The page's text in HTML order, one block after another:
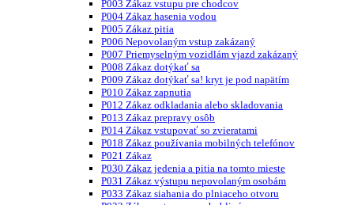
P003 Zákaz vstupu pre chodcov
P004 Zákaz hasenia vodou
P005 Zákaz pitia
P006 Nepovolaným vstup zakázaný
P007 Priemyselným vozidlám vjazd zakázaný
P008 Zákaz dotýkať sa
P009 Zákaz dotýkať sa! kryt je pod napätím
P010 Zákaz zapnutia
P012 Zákaz odkladania alebo skladovania
P013 Zákaz prepravy osôb
P014 Zákaz vstupovať so zvieratami
P018 Zákaz používania mobilných telefónov
P021 Zákaz
P030 Zákaz jedenia a pitia na tomto mieste
P031 Zákaz výstupu nepovolaným osobám
P033 Zákaz siahania do plniaceho otvoru